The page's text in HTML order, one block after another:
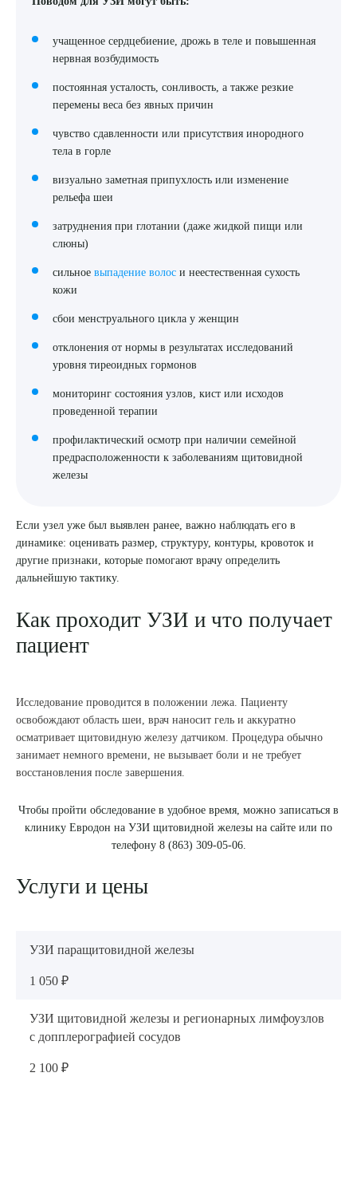
учащенное сердцебиение, дрожь в теле и повышенная
нервная возбудимость
постоянная усталость, сонливость, а также резкие
перемены веса без явных причин
чувство сдавленности или присутствия инородного
тела в горле
визуально заметная припухлость или изменение
рельефа шеи
затруднения при глотании (даже жидкой пищи или
слюны)
сильноевыпадение волос и неестественная сухость
кожи
сбои менструального цикла у женщин
отклонения от нормы в результатах исследований
уровня тиреоидных гормонов
мониторинг состояния узлов, кист или исходов
проведенной терапии
профилактический осмотр при наличии семейной
предрасположенности к заболеваниям щитовидной
железы
Если узел уже был выявлен ранее, важно наблюдать его в
динамике: оценивать размер, структуру, контуры, кровоток и
другие признаки, которые помогают врачу определить
дальнейшую тактику.
Как проходит УЗИ и что получает
пациент
Исследование проводится в положении лежа. Пациенту
освобождают область шеи, врач наносит гель и аккуратно
осматривает щитовидную железу датчиком. Процедура обычно
занимает немного времени, не вызывает боли и не требует
восстановления после завершения.
Чтобы пройти обследование в удобное время, можно записаться в
клинику Евродон на УЗИ щитовидной железы на сайте или по
телефону 8 (863) 309-05-06.
Услуги и цены
УЗИ паращитовидной железы
1 050 ₽
УЗИ щитовидной железы и регионарных лимфоузлов
с допплерографией сосудов
2 100 ₽
ОТПРАВИТЬ
Выберите сопутствующую услугу